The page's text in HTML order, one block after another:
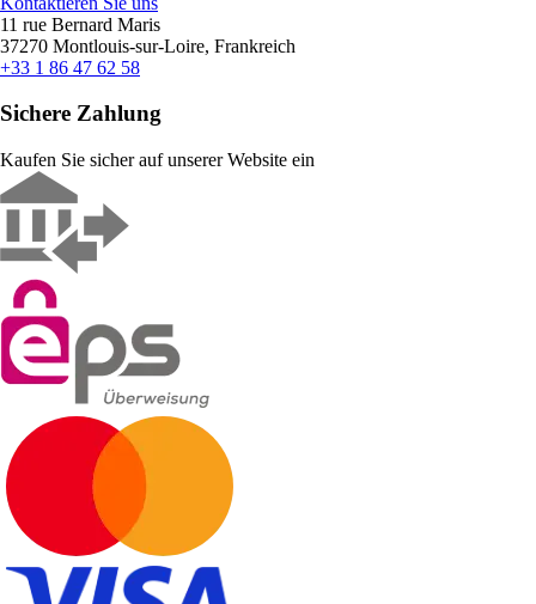
11 rue Bernard Maris
37270 Montlouis-sur-Loire, Frankreich
+33 1 86 47 62 58
Sichere Zahlung
Kaufen Sie sicher auf unserer Website ein